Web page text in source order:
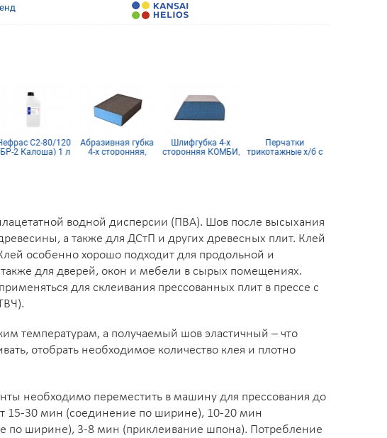
С2-80/120
2 Калоша) 1 л
Абразивная губка
4-х сторонняя,
Шлифгубка 4-х
сторонняя КОМБИ,
Перчатки
трикотажные х/б с
водной дисперсии (ПВА). Шов после высыхания
а также для ДСтП и других древесных плит. Клей
особенно хорошо подходит для продольной и
для дверей, окон и мебели в сырых помещениях.
для склеивания прессованных плит в прессе с
температурам, а получаемый шов эластичный – что
отобрать необходимое количество клея и плотно
необходимо переместить в машину для прессования до
15-30 мин (соединение по ширине), 10-20 мин
по ширине), 3-8 мин (приклеивание шпона). Потребление